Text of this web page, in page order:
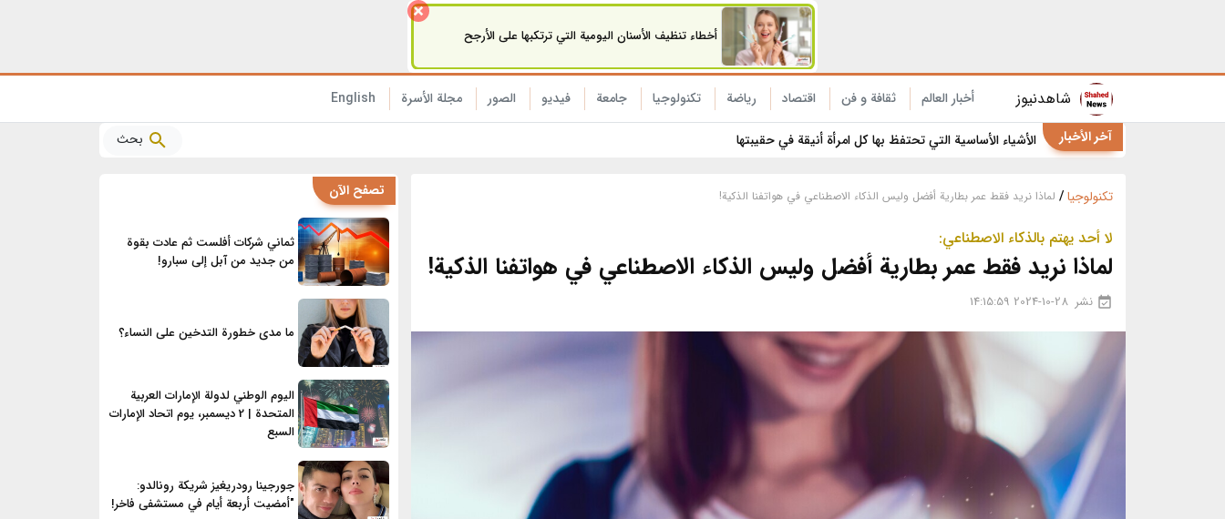
أخطاء تنظيف الأسنان اليومية التي ترتكبها على الأرجح
شاهدنیوز أخبار العالم ثقافة و فن اقتصاد رياضة تکنولوجیا جامعة فیدیو الصور مجلة الأسرة
English
آخر الأخبار
الأشياء الأساسية التي تحتفظ بها كل امرأة أنيقة في حقيبتها بحث
تکنولوجیا/ لماذا نريد فقط عمر بطارية أفضل وليس الذكاء الاصطناعي في هواتفنا الذكية!
لا أحد يهتم بالذكاء الاصطناعي:
لماذا نريد فقط عمر بطارية أفضل وليس الذكاء الاصطناعي في هواتفنا الذكية!
نشر 2024-10-28 14:15:59
تصفح الآن
ثماني شركات أفلست ثم عادت بقوة
من جديد من آبل إلى سبارو!
ما مدى خطورة التدخين على النساء؟
اليوم الوطني لدولة الإمارات العربية
المتحدة | 2 ديسمبر، يوم اتحاد الإمارات
السبع
جورجينا رودريغيز شريكة رونالدو:
"أمضيت أربعة أيام في مستشفى فاخر!